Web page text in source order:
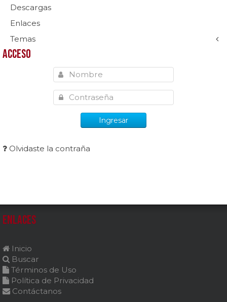
Descargas
Enlaces
Temas
Acceso
Ingresar
Olvidaste la contraña
Enlaces
Inicio
Buscar
Términos de Uso
Política de Privacidad
Contáctanos